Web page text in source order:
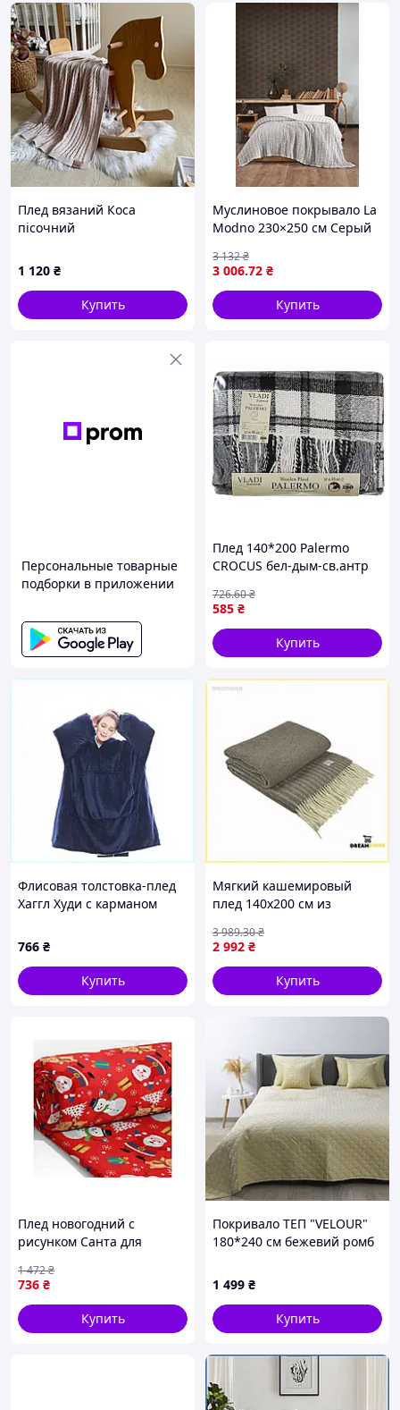
Плед вязаний Коса
пісочний
1 120 ₴
Купить
Муслиновое покрывало La
Modno 230×250 см Серый
спальни и домашнего
уюта
3 006.72 ₴
3 132₴
Купить
Персональные товарные
подборки в приложении
Плед 140*200 Palermo
CROCUS бел-дым-св.антр
585 ₴
726.60₴
Купить
Флисовая толстовка-плед
Хаггл Худи с карманом
766 ₴
Купить
Мягкий кашемировый
плед 140х200 см из
мериноса и кашемира для
домашнего уюта стор1
2 992 ₴
3 989.30₴
Купить
Плед новогодний с
рисунком Санта для
в красном цвете ТМ LELIT
736 ₴
1 472₴
Купить
Покривало ТЕП "VELOUR"
180*240 см бежевий ромб
1 499 ₴
Купить